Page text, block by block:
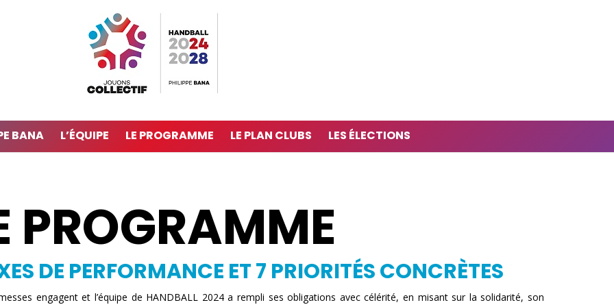
BANA L’ÉQUIPE LE PROGRAMME LE PLAN CLUBS LES ÉLECTIONS
PROGRAMME
DE PERFORMANCE ET 7 PRIORITÉS CONCRÈTES
engagent et l’équipe de HANDBALL 2024 a rempli ses obligations avec célérité, en misant sur la solidarité, son